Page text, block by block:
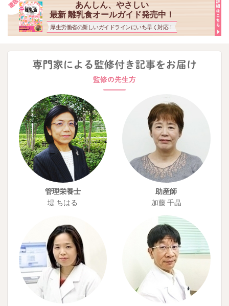
あんしん、やさしい
最新 離乳食オールガイド発売中！
厚生労働省の新しいガイドラインにいち早く対応！
管理栄養士
堤 ちはる
助産師
加藤 千晶